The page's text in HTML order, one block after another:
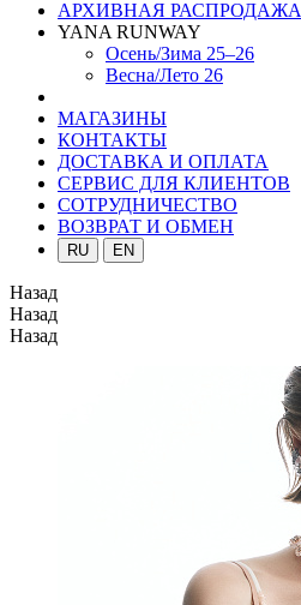
АРХИВНАЯ РАСПРОДАЖА
YANA RUNWAY
Осень/Зима 25–26
Весна/Лето 26
МАГАЗИНЫ
КОНТАКТЫ
ДОСТАВКА И ОПЛАТА
СЕРВИС ДЛЯ КЛИЕНТОВ
СОТРУДНИЧЕСТВО
ВОЗВРАТ И ОБМЕН
RU EN
Назад
Назад
Назад